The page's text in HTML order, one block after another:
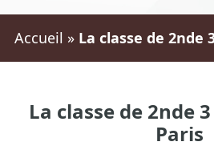
Accueil » La classe de 2nde
La classe de 2nde
Paris